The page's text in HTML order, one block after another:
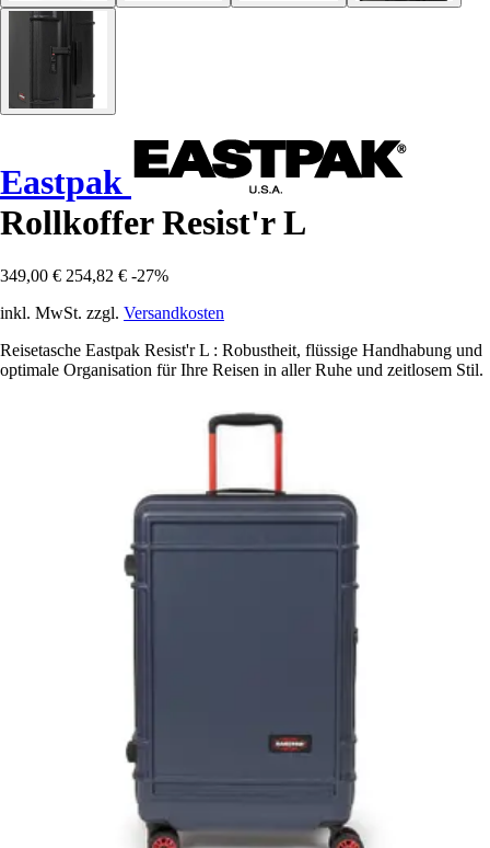
Eastpak
Rollkoffer Resist'r L
349,00 € 254,82 € -27%
inkl. MwSt. zzgl. Versandkosten
Reisetasche Eastpak Resist'r L : Robustheit, flüssige Handhabung und
optimale Organisation für Ihre Reisen in aller Ruhe und zeitlosem Stil.